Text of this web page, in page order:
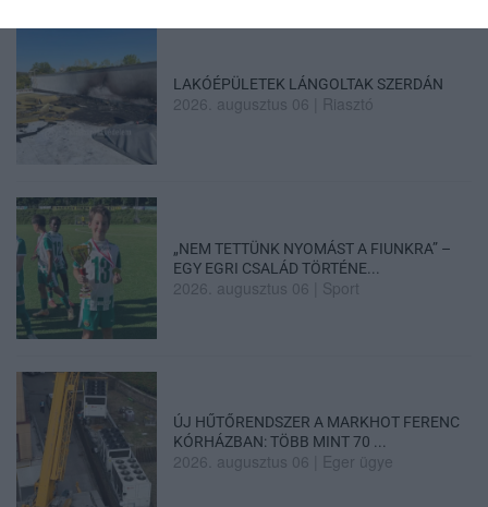
LAKÓÉPÜLETEK LÁNGOLTAK SZERDÁN
2026. augusztus 06 Riasztó
„NEM TETTÜNK NYOMÁST A FIUNKRA” –
EGY EGRI CSALÁD TÖRTÉNE...
2026. augusztus 06 Sport
ÚJ HŰTŐRENDSZER A MARKHOT FERENC
KÓRHÁZBAN: TÖBB MINT 70 ...
2026. augusztus 06 Eger ügye